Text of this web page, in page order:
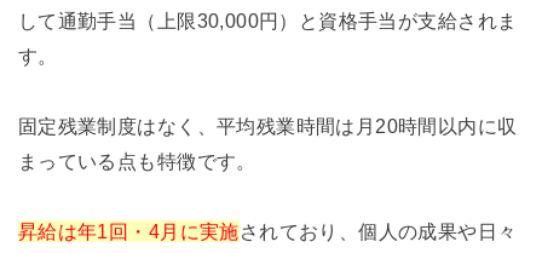
して通勤手当（上限30,000円）と資格手当が支給されま
す。
固定残業制度はなく、平均残業時間は月20時間以内に収
まっている点も特徴です。
昇給は年1回・4月に実施されており、個人の成果や日々